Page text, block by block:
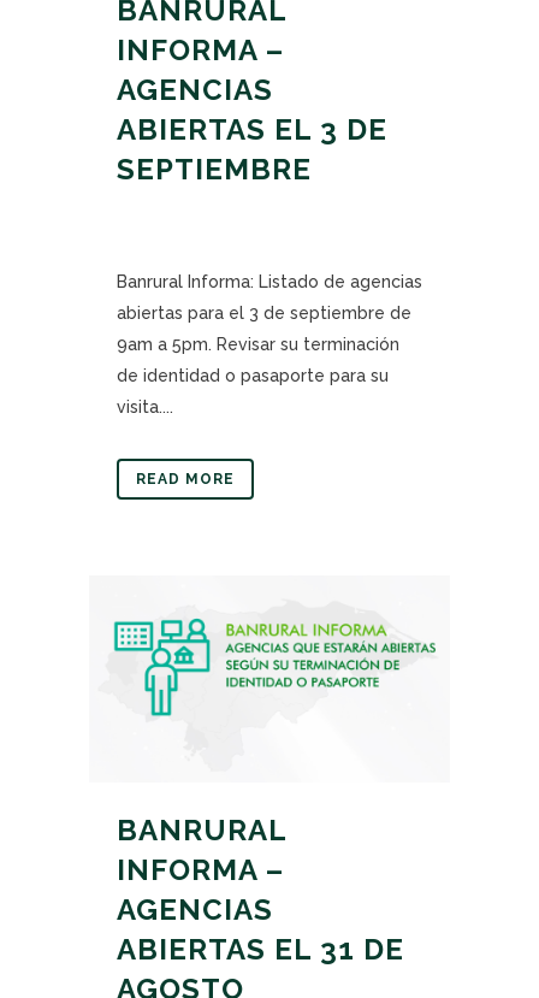
BANRURAL
INFORMA –
AGENCIAS
ABIERTAS EL 3 DE
SEPTIEMBRE
Banrural Informa: Listado de agencias
abiertas para el 3 de septiembre de
9am a 5pm. Revisar su terminación
de identidad o pasaporte para su
visita....
READ MORE
BANRURAL
INFORMA –
AGENCIAS
ABIERTAS EL 31 DE
AGOSTO